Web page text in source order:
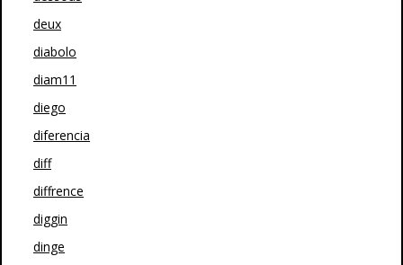
deux
diabolo
diam11
diego
diferencia
diff
diffrence
diggin
dinge